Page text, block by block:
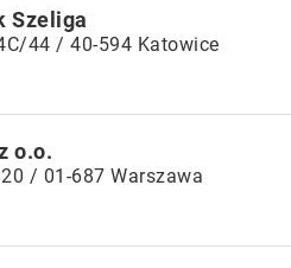
Szeliga
44 / 40-594 Katowice
o.o.
/ 01-687 Warszawa